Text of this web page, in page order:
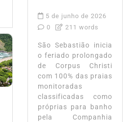
5 de junho de 2026
0
211 words
São Sebastião inicia
o feriado prolongado
de Corpus Christi
com 100% das praias
monitoradas
classificadas como
próprias para banho
pela Companhia